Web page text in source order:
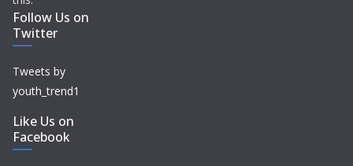
Follow Us on
Twitter
Tweets by
youth_trend1
Like Us on
Facebook